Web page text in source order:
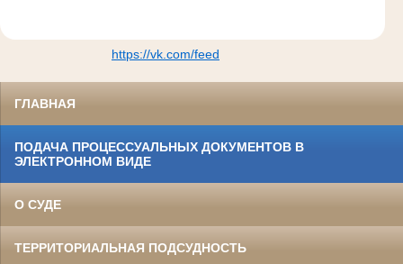
https://vk.com/feed
ГЛАВНАЯ
ПОДАЧА ПРОЦЕССУАЛЬНЫХ ДОКУМЕНТОВ В
ЭЛЕКТРОННОМ ВИДЕ
О СУДЕ
ТЕРРИТОРИАЛЬНАЯ ПОДСУДНОСТЬ